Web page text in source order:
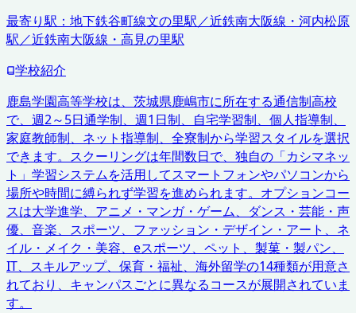
最寄り駅： 地下鉄谷町線文の里駅／近鉄南大阪線・河内松原
駅／近鉄南大阪線・高見の里駅
学校紹介
鹿島学園高等学校は、茨城県鹿嶋市に所在する通信制高校
で、週2～5日通学制、週1日制、自宅学習制、個人指導制、
家庭教師制、ネット指導制、全寮制から学習スタイルを選択
できます。スクーリングは年間数日で、独自の「カシマネッ
ト」学習システムを活用してスマートフォンやパソコンから
場所や時間に縛られず学習を進められます。オプションコー
スは大学進学、アニメ・マンガ・ゲーム、ダンス・芸能・声
優、音楽、スポーツ、ファッション・デザイン・アート、ネ
イル・メイク・美容、eスポーツ、ペット、製菓・製パン、
IT、スキルアップ、保育・福祉、海外留学の14種類が用意さ
れており、キャンパスごとに異なるコースが展開されていま
す。